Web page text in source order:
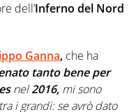
dell’Inferno del Nord
Ganna, che ha
tanto bene per
nel2016, mi sono
i grandi: se avrò dato